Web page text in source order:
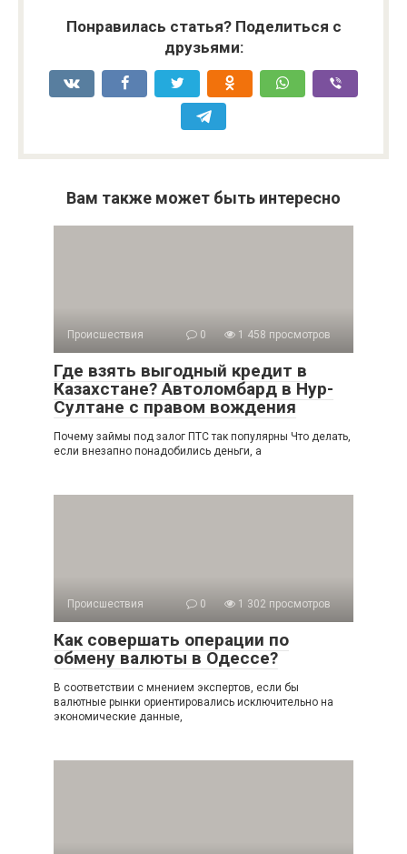
Понравилась статья? Поделиться с
друзьями:
Вам также может быть интересно
Происшествия 0 1 458 просмотров
Где взять выгодный кредит в
Казахстане? Автоломбард в Нур-
Султане с правом вождения
Почему займы под залог ПТС так популярны Что делать,
если внезапно понадобились деньги, а
Происшествия 0 1 302 просмотров
Как совершать операции по
обмену валюты в Одессе?
В соответствии с мнением экспертов, если бы
валютные рынки ориентировались исключительно на
экономические данные,